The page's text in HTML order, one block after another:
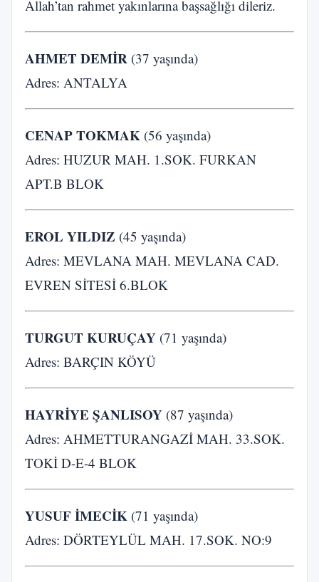
Allah’tan rahmet yakınlarına başsağlığı dileriz.
AHMET DEMİR (37 yaşında)
Adres: ANTALYA
CENAP TOKMAK (56 yaşında)
Adres: HUZUR MAH. 1.SOK. FURKAN
APT.B BLOK
EROL YILDIZ (45 yaşında)
Adres: MEVLANA MAH. MEVLANA CAD.
EVREN SİTESİ 6.BLOK
TURGUT KURUÇAY (71 yaşında)
Adres: BARÇIN KÖYÜ
HAYRİYE ŞANLISOY (87 yaşında)
Adres: AHMETTURANGAZİ MAH. 33.SOK.
TOKİ D-E-4 BLOK
YUSUF İMECİK (71 yaşında)
Adres: DÖRTEYLÜL MAH. 17.SOK. NO:9